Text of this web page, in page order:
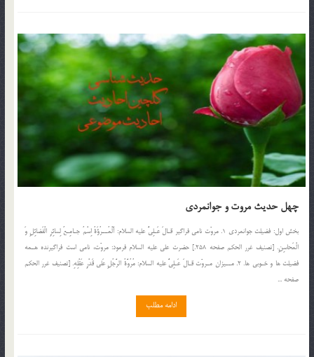
چهل حدیث مروت و جوانمردی
بخش اول: فضيلت جوانمردى 1. مروّت نامى فراگير قـالَ عَـلِىٌّ عليه السلام: أَلْمُــرُؤَةُ اِسْمٌ جـامِـعٌ لِسائِرِ الْفَضائِلِ وَ
الْمَحاسِنِ. [تصنيف غرر الحكم صفحه 258.] حضرت على عليه السلام فرمود: مروّت، نامى است فراگيرنده هـمه
فضيلت ها و خـوبى ها. 2. مــيزان مـروّت قـالَ عَـلِىٌّ عليه السلام: مُرُوَّةُ الرَّجُلِ عَلى قَدْرِ عَقْلِهِ. [تصنيف غرر الحكم
صفحه ...
ادامه مطلب